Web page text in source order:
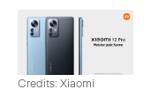
Credits: Xiaomi